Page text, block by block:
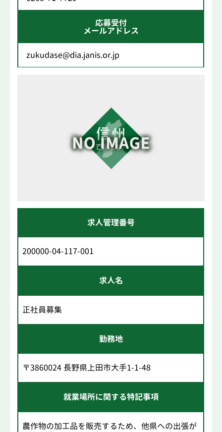
応募受付
メールアドレス
zukudase@dia.janis.or.jp
求人管理番号
200000-04-117-001
求人名
正社員募集
勤務地
〒3860024 長野県上田市大手1-1-48
就業場所に関する特記事項
農作物の加工品を販売するため、他県への出張が